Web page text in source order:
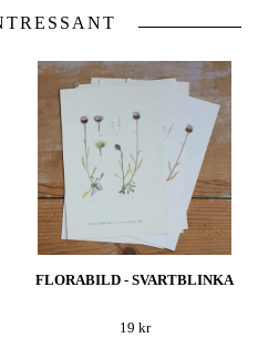
FLORABILD - SVARTBLINKA
19 kr